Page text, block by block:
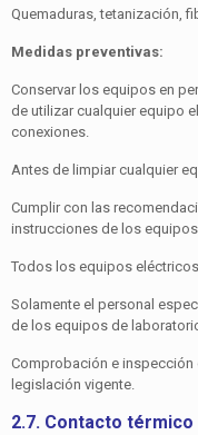
Quemaduras, tetanización,
Medidas preventivas:
Conservar los equipos en
de utilizar cualquier equipo
conexiones.
Antes de limpiar cualquier
Cumplir con las
instrucciones de los
Todos los equipos
Solamente el personal
de los equipos de
Comprobación e inspección
legislación vigente.
2.7. Contacto térmico